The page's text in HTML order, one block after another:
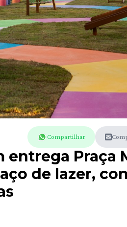
Compartilhar
entrega Praça
de lazer,